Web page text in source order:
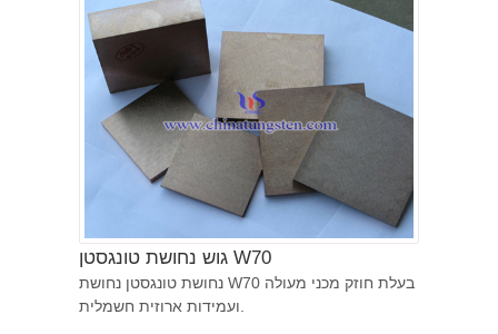
גוש נחושת טונגסטן W70
נחושת טונגסטן נחושת W70 בעלת חוזק מכני מעולה